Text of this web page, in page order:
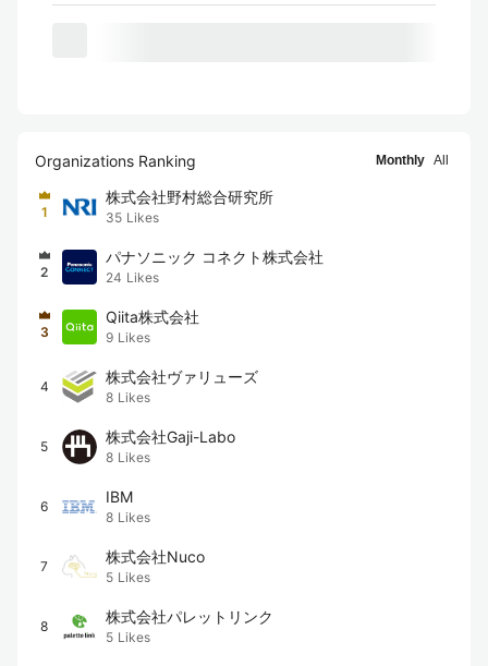
Organizations Ranking Monthly All
1
株式会社野村総合研究所
35 Likes
2
パナソニック コネクト株式会社
24 Likes
3
Qiita株式会社
9 Likes
4
株式会社ヴァリューズ
8 Likes
5
株式会社Gaji-Labo
8 Likes
6
IBM
8 Likes
7
株式会社Nuco
5 Likes
8
株式会社パレットリンク
5 Likes